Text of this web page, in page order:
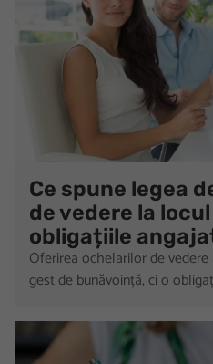
Ce spune legea
de vedere la
obligațiile
Oferirea ochelarilor de
gest de bunăvoință, ci o